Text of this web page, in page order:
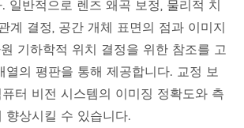
일반적으로 렌즈 왜곡 보정, 물리적 치
계 결정, 공간 개체 표면의 점과 이미지
기하학적 위치 결정을 위한 참조를 고
열의 평판을 통해 제공합니다. 교정 보
터 비전 시스템의 이미징 정확도와 측
향상시킬 수 있습니다.